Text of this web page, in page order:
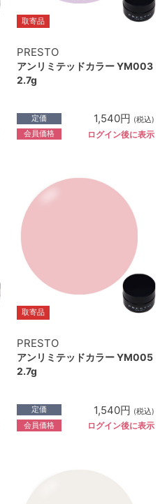
取寄品
PRESTO
アンリミテッドカラー YM003
2.7g
定価 1,540円 (税込)
会員価格 ログイン後に表示
取寄品
PRESTO
アンリミテッドカラー YM005
2.7g
定価 1,540円 (税込)
会員価格 ログイン後に表示